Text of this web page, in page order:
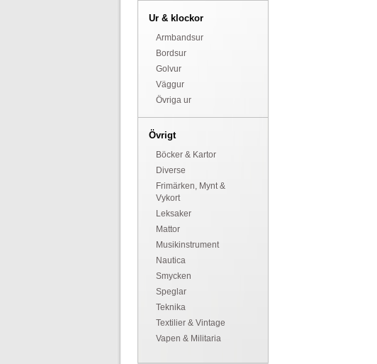
Ur & klockor
Armbandsur
Bordsur
Golvur
Väggur
Övriga ur
Övrigt
Böcker & Kartor
Diverse
Frimärken, Mynt &
Vykort
Leksaker
Mattor
Musikinstrument
Nautica
Smycken
Speglar
Teknika
Textilier & Vintage
Vapen & Militaria